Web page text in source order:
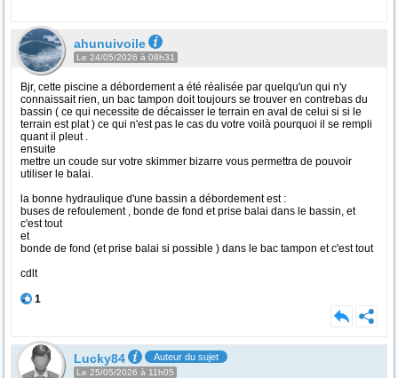
ahunuivoile
Le 24/05/2026 à 08h31
Bjr, cette piscine a débordement a été réalisée par quelqu'un qui n'y
connaissait rien, un bac tampon doit toujours se trouver en contrebas du
bassin ( ce qui necessite de décaisser le terrain en aval de celui si si le
terrain est plat ) ce qui n'est pas le cas du votre voilà pourquoi il se rempli
quant il pleut .
ensuite
mettre un coude sur votre skimmer bizarre vous permettra de pouvoir
utiliser le balai.
la bonne hydraulique d'une bassin a débordement est :
buses de refoulement , bonde de fond et prise balai dans le bassin, et
c'est tout
et
bonde de fond (et prise balai si possible ) dans le bac tampon et c'est tout
cdlt
1
Lucky84 Auteur du sujet
Le 25/05/2026 à 11h05